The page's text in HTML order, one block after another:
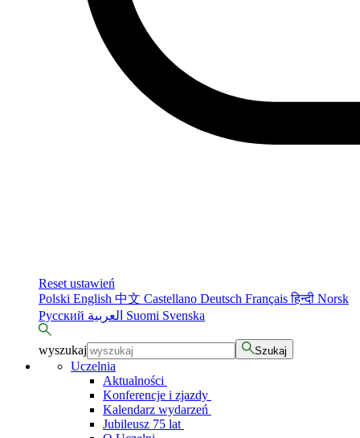
Reset ustawień
Polski English 中文 Castellano Deutsch Françaisहिन्दी Norsk
Русский
Suomi Svenska
wyszukaj Szukaj
Uczelnia
Aktualności
Konferencje i zjazdy
Kalendarz wydarzeń
Jubileusz 75 lat